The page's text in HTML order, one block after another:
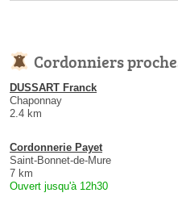
Cordonniers
DUSSART Franck
Chaponnay
2.4 km
Cordonnerie Payet
Saint-Bonnet-de-Mure
7 km
Ouvert jusqu'à 12h30